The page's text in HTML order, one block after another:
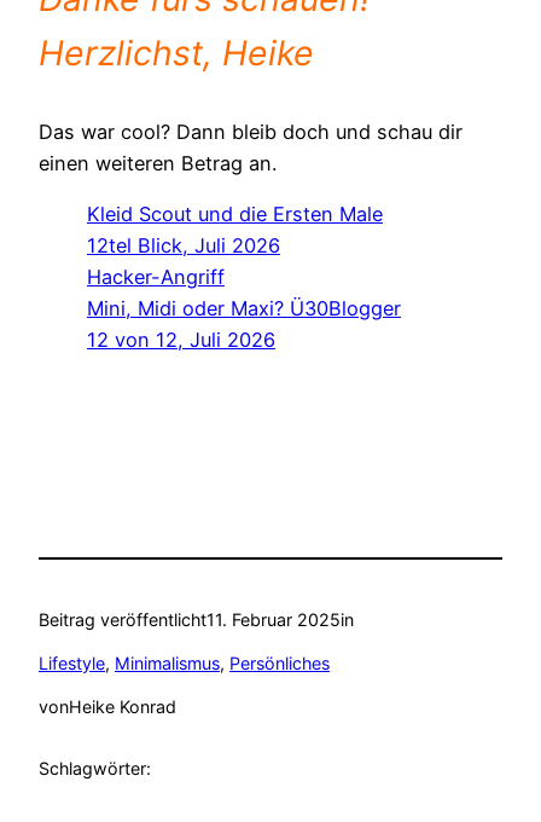
Herzlichst, Heike
Das war cool? Dann bleib doch und schau dir
einen weiteren Betrag an.
Kleid Scout und die Ersten Male
12tel Blick, Juli 2026
Hacker-Angriff
Mini, Midi oder Maxi? Ü30Blogger
12 von 12, Juli 2026
Beitrag veröffentlicht11. Februar 2025in
Lifestyle, Minimalismus, Persönliches
vonHeike Konrad
Schlagwörter: